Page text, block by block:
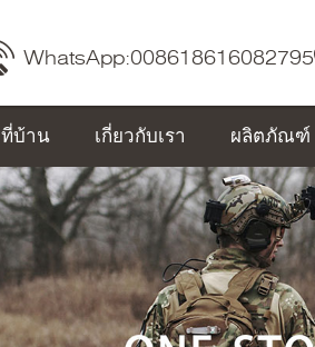
WhatsApp:008618616082795
ที่บ้าน เกี่ยวกับเรา ผลิตภัณฑ์